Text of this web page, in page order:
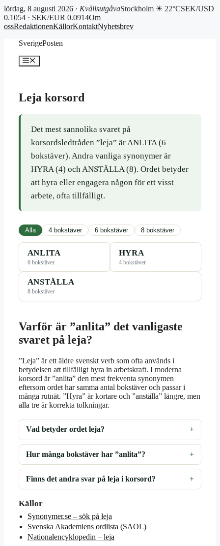
lördag, 8 augusti 2026 · KvällsutgåvaStockholm ☀ 22°CSEK/USD
0.1054 · SEK/EUR 0.0914Om
ossRedaktionenKällorKontaktNyhetsbrev
SverigePosten
Meny
Leja korsord
Det mest sannolika svaret på
korsordsledtråden ”leja” är ANLITA (6
bokstäver). Andra vanliga synonymer är
HYRA (4) och ANSTÄLLA (8). Ordet betyder
att hyra eller engagera någon för ett visst
arbete, ofta tillfälligt.
Alla 4 bokstäver 6 bokstäver 8 bokstäver
ANLITA
6 bokstäver
HYRA
4 bokstäver
ANSTÄLLA
8 bokstäver
Varför är ”anlita” det vanligaste
svaret på leja?
”Leja” är ett äldre svenskt verb som ofta används i
betydelsen att tillfälligt hyra in arbetskraft. I moderna
korsord är ”anlita” den mest frekventa synonymen
eftersom ordet har samma antal bokstäver och passar i
många rutnät. ”Hyra” är kortare och ”anställa” längre, men
alla tre är korrekta tolkningar.
Vad betyder ordet leja?
Hur många bokstäver har ”anlita”?
Finns det andra svar på leja i korsord?
Källor
Synonymer.se – sök på leja
Svenska Akademiens ordlista (SAOL)
Nationalencyklopedin – leja